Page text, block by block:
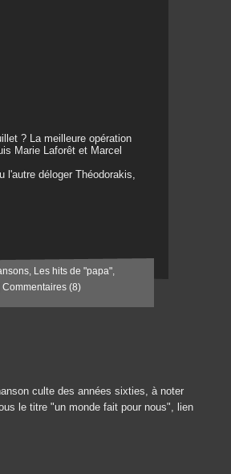
? La meilleure opération
Marie Laforêt et Marcel
l'autre déloger Théodorakis,
, Les hits de "papa",
Commentaires (8)
culte des années sixties, à noter
le titre "un monde fait pour nous", lien